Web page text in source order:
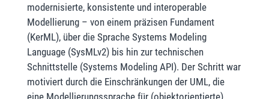
modernisierte, konsistente und interoperable
Modellierung – von einem präzisen Fundament
(KerML), über die Sprache Systems Modeling
Language (SysMLv2) bis hin zur technischen
Schnittstelle (Systems Modeling API). Der Schritt war
motiviert durch die Einschränkungen der UML, die
eine Modellierungssprache für (objektorientierte)